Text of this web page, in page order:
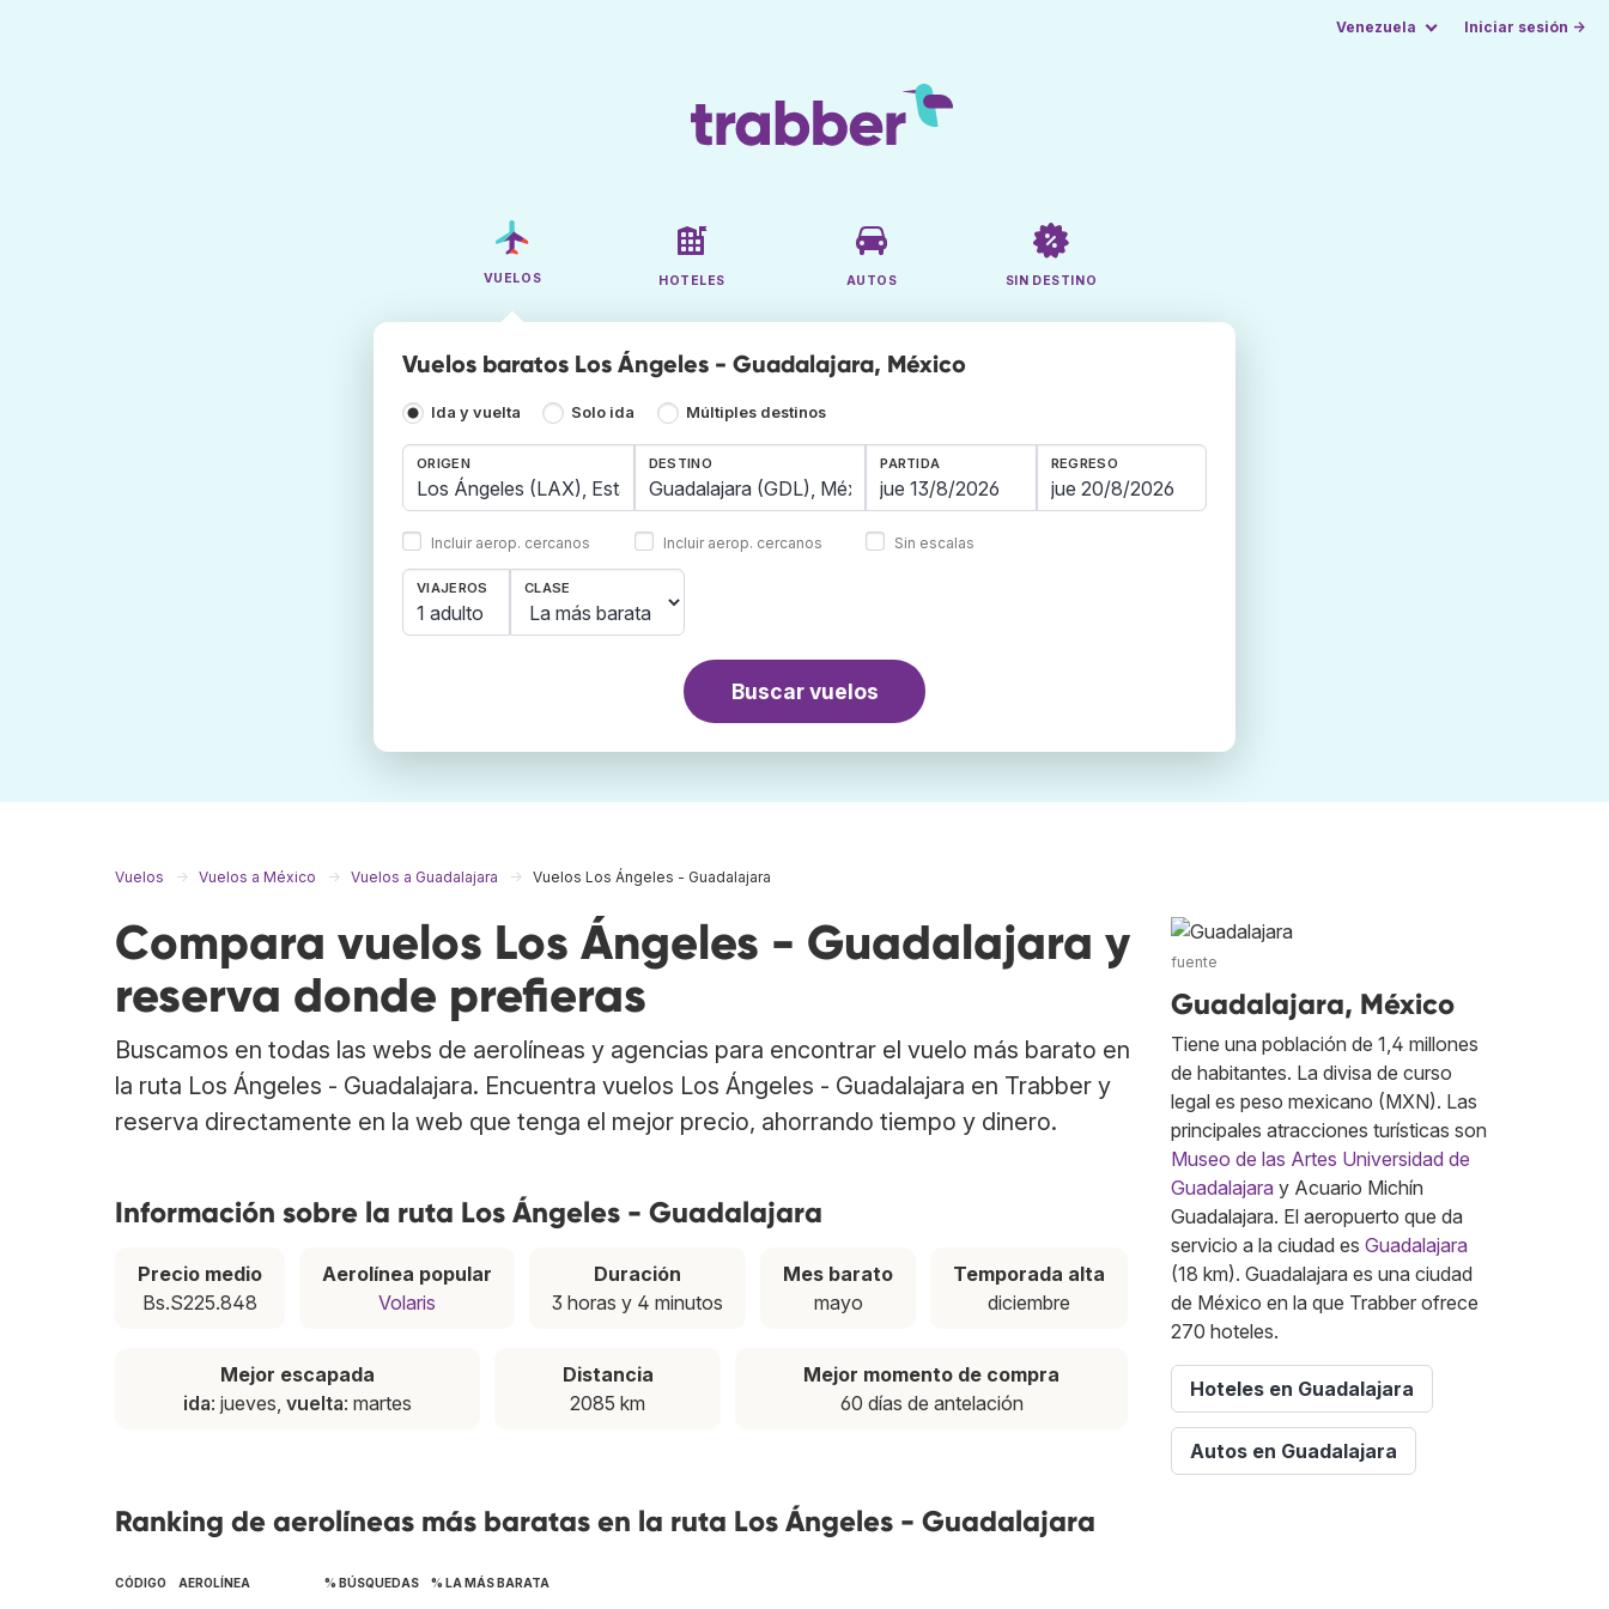
Venezuela Iniciar sesión →
VUELOS HOTELES AUTOS SIN DESTINO
Vuelos baratos Los Ángeles - Guadalajara, México
Ida y vuelta Solo ida Múltiples destinos
ORIGEN
Incluir aerop. cercanos
DESTINO
Incluir aerop. cercanos
PARTIDA REGRESO
Sin escalas
VIAJEROS
1 adulto
CLASE
Buscar vuelos
Vuelos Vuelos a México Vuelos a Guadalajara Vuelos Los Ángeles - Guadalajara
Compara vuelos Los Ángeles - Guadalajara y
reserva donde prefieras
Buscamos en todas las webs de aerolíneas y agencias para encontrar el vuelo más barato en
la ruta Los Ángeles - Guadalajara. Encuentra vuelos Los Ángeles - Guadalajara en Trabber y
reserva directamente en la web que tenga el mejor precio, ahorrando tiempo y dinero.
Información sobre la ruta Los Ángeles - Guadalajara
Precio medio
Bs.S225.848
Aerolínea popular
Volaris
Duración
3 horas y 4 minutos
Mes barato
mayo
Temporada alta
diciembre
Mejor escapada
ida: jueves, vuelta: martes
Distancia
2085 km
Mejor momento de compra
60 días de antelación
Ranking de aerolíneas más baratas en la ruta Los Ángeles - Guadalajara
CÓDIGO AEROLÍNEA % BÚSQUEDAS % LA MÁS BARATA
fuente
Guadalajara, México
Tiene una población de 1,4 millones
de habitantes. La divisa de curso
legal es peso mexicano (MXN). Las
principales atracciones turísticas son
Museo de las Artes Universidad de
Guadalajara y Acuario Michín
Guadalajara. El aeropuerto que da
servicio a la ciudad es Guadalajara
(18 km). Guadalajara es una ciudad
de México en la que Trabber ofrece
270 hoteles.
Hoteles en Guadalajara
Autos en Guadalajara